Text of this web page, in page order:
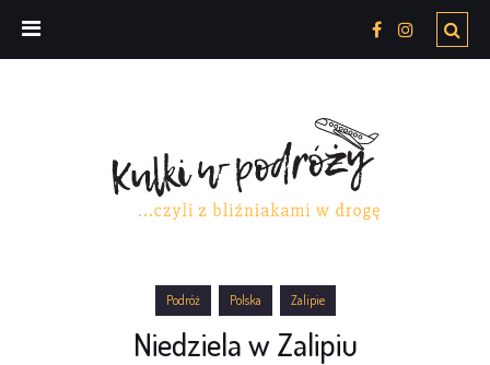
Podróż Polska Zalipie
Niedziela w Zalipiu